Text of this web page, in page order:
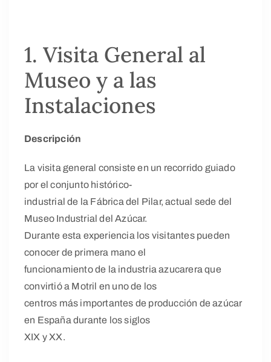
1. Visita General al
Museo y a las
Instalaciones
Descripción
La visita general consiste en un recorrido guiado
por el conjunto histórico-
industrial de la Fábrica del Pilar, actual sede del
Museo Industrial del Azúcar.
Durante esta experiencia los visitantes pueden
conocer de primera mano el
funcionamiento de la industria azucarera que
convirtió a Motril en uno de los
centros más importantes de producción de azúcar
en España durante los siglos
XIX y XX.